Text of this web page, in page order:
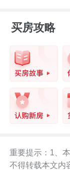
买房攻略
重要提示：1、
不得转载本文内